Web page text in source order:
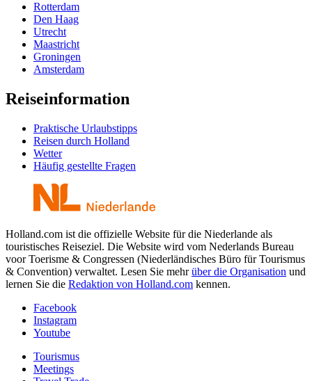
Rotterdam
Den Haag
Utrecht
Maastricht
Groningen
Amsterdam
Reiseinformation
Praktische Urlaubstipps
Reisen durch Holland
Wetter
Häufig gestellte Fragen
Holland.com ist die offizielle Website für die Niederlande als
touristisches Reiseziel. Die Website wird vom Nederlands Bureau
voor Toerisme & Congressen (Niederländisches Büro für Tourismus
& Convention) verwaltet. Lesen Sie mehrüber die Organisation und
lernen Sie die Redaktion von Holland.com kennen.
Facebook
Instagram
Youtube
Tourismus
Meetings